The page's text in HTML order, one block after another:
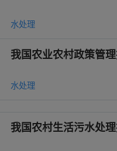
水处理
我国农业农村政策管
水处理
我国农村生活污水处